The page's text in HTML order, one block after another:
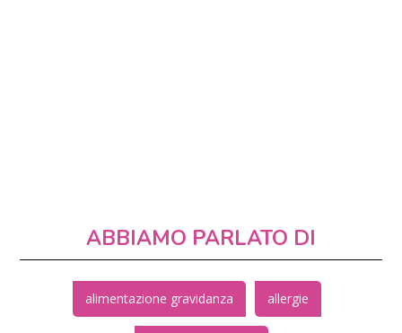
ABBIAMO PARLATO DI
alimentazione gravidanza allergie